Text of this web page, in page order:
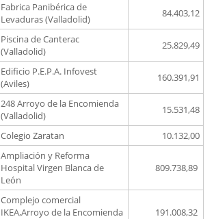
Fabrica Panibérica de
Levaduras (Valladolid)
84.403,12
Piscina de Canterac
(Valladolid)
25.829,49
Edificio P.E.P.A. Infovest
(Aviles)
160.391,91
248 Arroyo de la Encomienda
(Valladolid)
15.531,48
Colegio Zaratan
10.132,00
Ampliación y Reforma
Hospital Virgen Blanca de
León
809.738,89
Complejo comercial
IKEA,Arroyo de la Encomienda
191.008,32